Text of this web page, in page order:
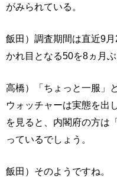
がみられている。
飯田）調査期間は直近9
かれ目となる50を8ヵ月ぶ
高橋）「ちょっと一服」
ウォッチャーは実態を出
を見ると、内閣府の方は
っているでしょう。
飯田）そのようですね。